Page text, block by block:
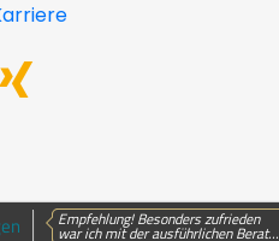
Empfehlung! Besonders zufrieden
war ich mit der ausführlichen Berat...